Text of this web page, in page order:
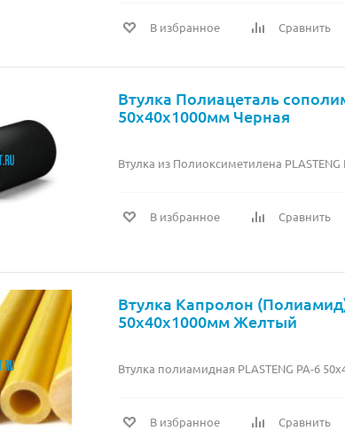
В избранное Сравнить
Втулка Полиацеталь
50х40х1000мм Черная
Втулка из Полиоксиметилена
В избранное Сравнить
Втулка Капролон
50х40х1000мм Желтый
Втулка полиамидная PLASTENG PA-6
В избранное Сравнить